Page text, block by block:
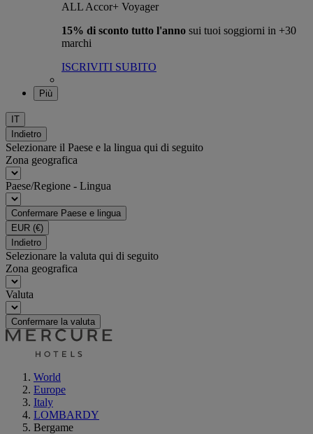
ALL Accor+ Voyager
15% di sconto tutto l'anno sui tuoi soggiorni in +30
marchi
ISCRIVITI SUBITO
Più
IT
Indietro
Selezionare il Paese e la lingua qui di seguito
Zona geografica
Paese/Regione - Lingua
Confermare Paese e lingua
EUR (€)
Indietro
Selezionare la valuta qui di seguito
Zona geografica
Valuta
Confermare la valuta
World
Europe
Italy
LOMBARDY
Bergame